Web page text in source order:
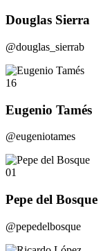
Douglas Sierra
@douglas_sierrab
16
Eugenio Tamés
@eugeniotames
01
Pepe del Bosque
@pepedelbosque